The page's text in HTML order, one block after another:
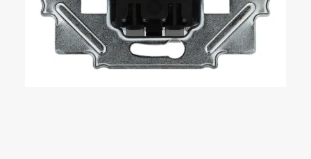
Search
Login / Register